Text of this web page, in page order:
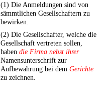
(1) Die Anmeldungen sind von
sämmtlichen Gesellschaftern zu
bewirken.
(2) Die Gesellschafter, welche die
Gesellschaft vertreten sollen,
haben die Firma nebst ihrer
Namensunterschrift zur
Aufbewahrung bei dem Gerichte
zu zeichnen.